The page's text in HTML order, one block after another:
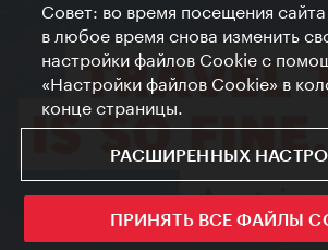
Совет: во время посещения
в любое время снова изменить
настройки файлов Cookie с
«Настройки файлов Cookie» в
конце страницы.
РАСШИРЕННЫХ
ПРИНЯТЬ ВСЕ ФАЙЛЫ